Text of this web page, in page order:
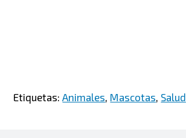
Etiquetas:Animales, Mascotas, Salud